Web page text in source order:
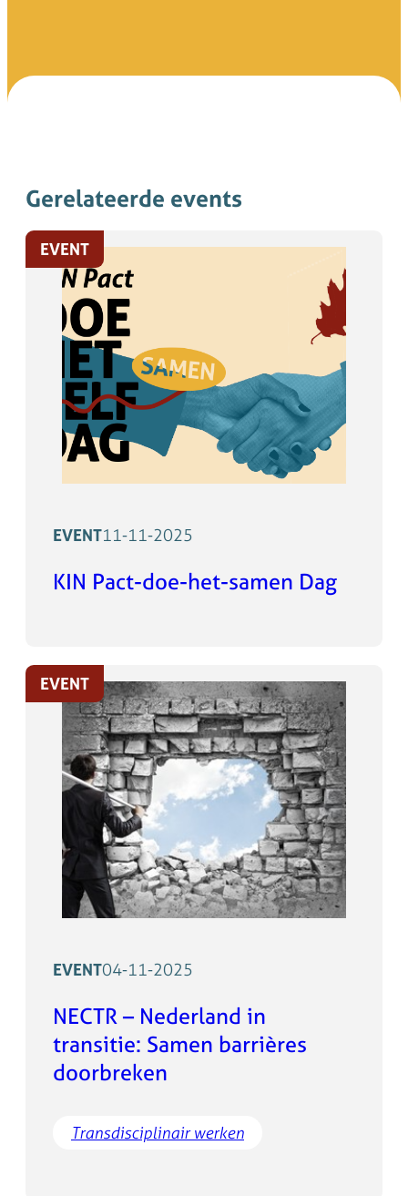
Gerelateerde events
EVENT
EVENT11-11-2025
KIN Pact-doe-het-samen Dag
EVENT
EVENT04-11-2025
NECTR – Nederland in
transitie: Samen barrières
doorbreken
Transdisciplinair werken